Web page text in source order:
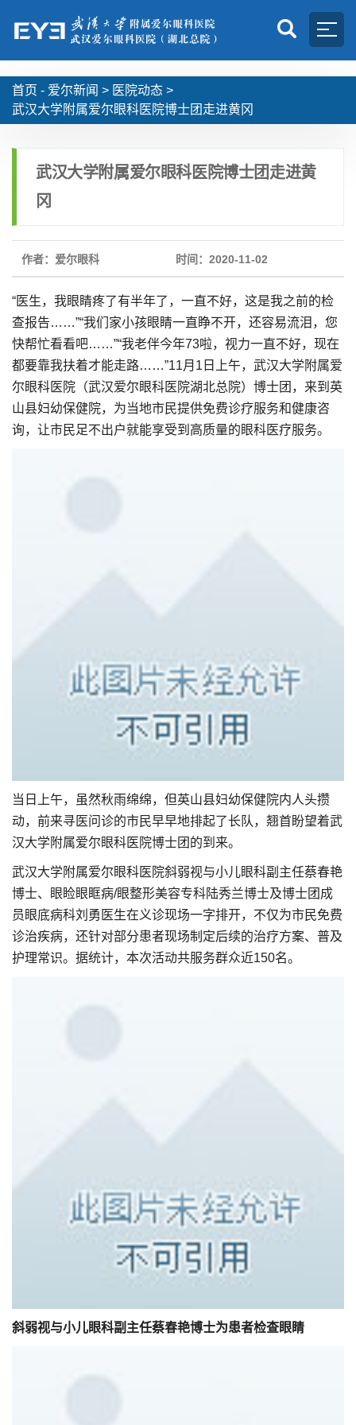
首页 - 爱尔新闻 > 医院动态 >
武汉大学附属爱尔眼科医院博士团走进黄冈
武汉大学附属爱尔眼科医院博士团走进黄
冈
作者：爱尔眼科 时间：2020-11-02
“医生，我眼睛疼了有半年了，一直不好，这是我之前的检
查报告……”“我们家小孩眼睛一直睁不开，还容易流泪，您
快帮忙看看吧……”“我老伴今年73啦，视力一直不好，现在
都要靠我扶着才能走路……”11月1日上午，武汉大学附属爱
尔眼科医院（武汉爱尔眼科医院湖北总院）博士团，来到英
山县妇幼保健院，为当地市民提供免费诊疗服务和健康咨
询，让市民足不出户就能享受到高质量的眼科医疗服务。
当日上午，虽然秋雨绵绵，但英山县妇幼保健院内人头攒
动，前来寻医问诊的市民早早地排起了长队，翘首盼望着武
汉大学附属爱尔眼科医院博士团的到来。
武汉大学附属爱尔眼科医院斜弱视与小儿眼科副主任蔡春艳
博士、眼睑眼眶病/眼整形美容专科陆秀兰博士及博士团成
员眼底病科刘勇医生在义诊现场一字排开，不仅为市民免费
诊治疾病，还针对部分患者现场制定后续的治疗方案、普及
护理常识。据统计，本次活动共服务群众近150名。
斜弱视与小儿眼科副主任蔡春艳博士为患者检查眼睛